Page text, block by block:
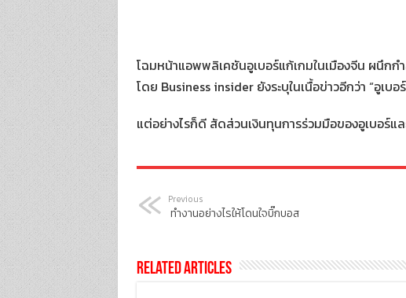
โฉมหน้าแอพพลิเคชันอูเบอร์แก้เกมในเมืองจีน ผนึกก
โดย Business insider ยังระบุในเนื้อข่าวอีกว่า “อูเ
แต่อย่างไรก็ดี สัดส่วนเงินทุนการร่วมมือของอูเบอร์แ
Previous
ทำงานอย่างไรให้โดนใจบิ๊กบอส
Related Articles